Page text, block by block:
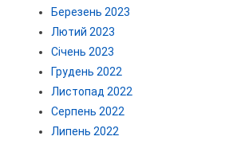
Березень 2023
Лютий 2023
Січень 2023
Грудень 2022
Листопад 2022
Серпень 2022
Липень 2022